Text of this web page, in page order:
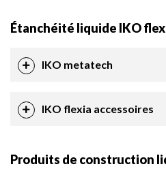
Étanchéité liquide IKO
IKO metatech
IKO flexia accessoires
Produits de construction